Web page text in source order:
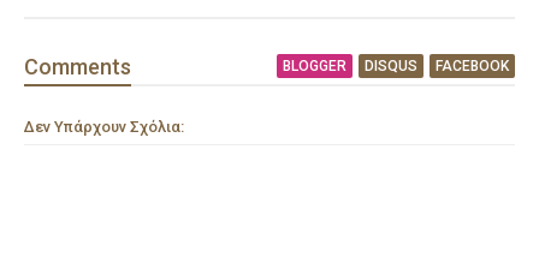
Comments BLOGGER DISQUS FACEBOOK
Δεν Υπάρχουν Σχόλια: